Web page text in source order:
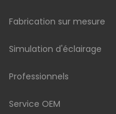
Fabrication sur mesure
Simulation d'éclairage
Professionnels
Service OEM